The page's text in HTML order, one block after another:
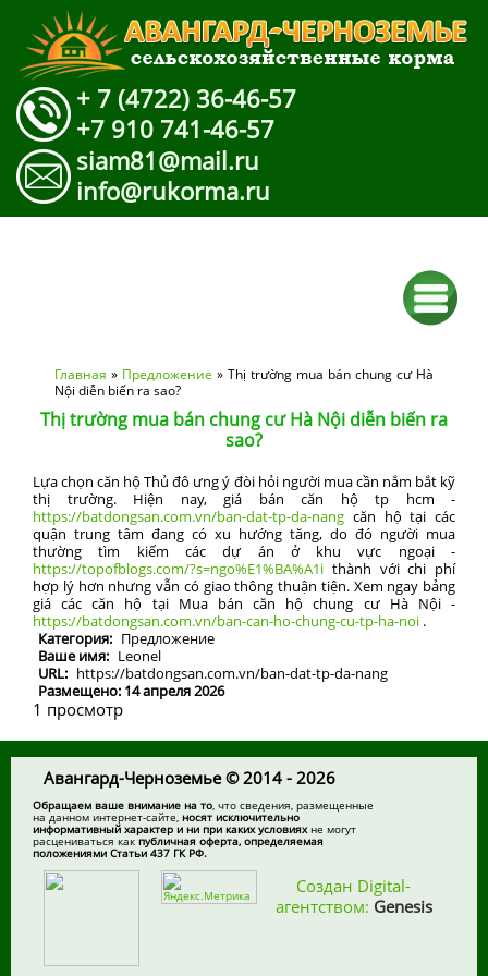
+ 7 (4722) 36-46-57
+7 910 741-46-57
siam81@mail.ru
info@rukorma.ru
Вы здесь
Главная » Предложение » Thị trường mua bán chung cư Hà
Nội diễn biến ra sao?
Thị trường mua bán chung cư Hà Nội diễn biến ra
sao?
Lựa chọn căn hộ Thủ đô ưng ý đòi hỏi người mua cần nắm bắt kỹ
thị trường. Hiện nay, giá bán căn hộ tp hcm -
https://batdongsan.com.vn/ban-dat-tp-da-nang căn hộ tại các
quận trung tâm đang có xu hướng tăng, do đó người mua
thường tìm kiếm các dự án ở khu vực ngoại -
https://topofblogs.com/?s=ngo%E1%BA%A1i thành với chi phí
hợp lý hơn nhưng vẫn có giao thông thuận tiện. Xem ngay bảng
giá các căn hộ tại Mua bán căn hộ chung cư Hà Nội -
https://batdongsan.com.vn/ban-can-ho-chung-cu-tp-ha-noi .
Категория: Предложение
Ваше имя: Leonel
URL: https://batdongsan.com.vn/ban-dat-tp-da-nang
Размещено: 14 апреля 2026
1 просмотр
Авангард-Черноземье © 2014 - 2026
Обращаем ваше внимание на то , что сведения, размещенные
на данном интернет-сайте, носят исключительно
информативный характер и ни при каких условияхне могут
расцениваться какпубличная оферта, определяемая
положениями Статьи 437 ГК РФ.
Создан Digital-
агентством: Genesis